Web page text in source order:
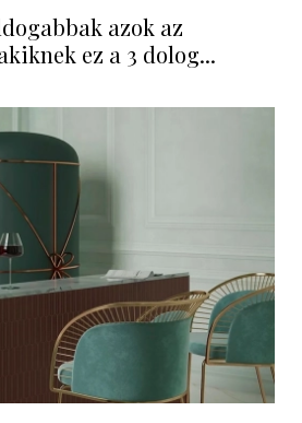
azok az
ez a 3 dolog...